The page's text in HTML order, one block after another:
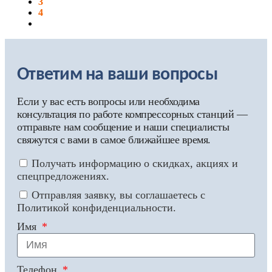
4
Ответим на ваши вопросы
Если у вас есть вопросы или необходима
консультация по работе компрессорных станций —
отправьте нам сообщение и наши специалисты
свяжутся с вами в самое ближайшее время.
Получать информацию о скидках, акциях и
спецпредложениях.
Отправляя заявку, вы соглашаетесь с
Политикой конфиденциальности.
Имя
Телефон